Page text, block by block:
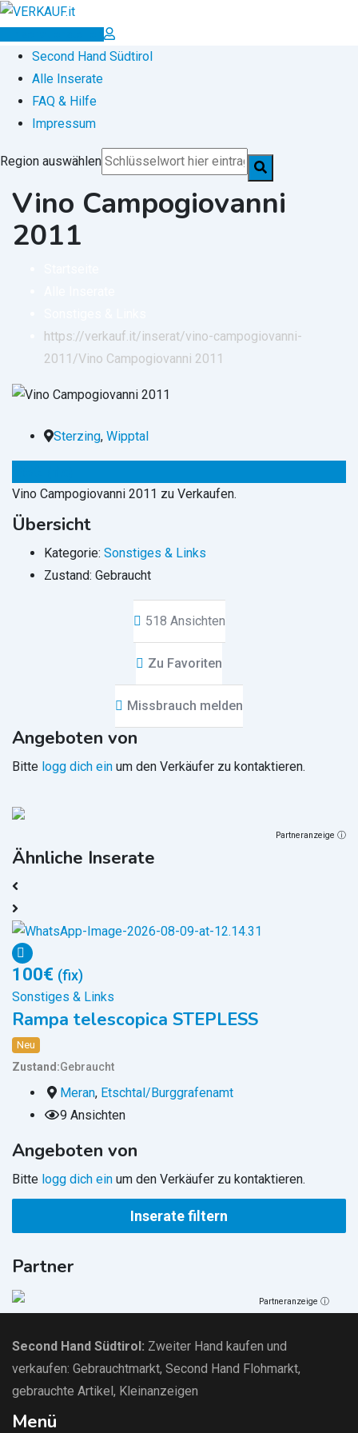
Zum
Inhalt
springen
Inserat erstellen
Second Hand Südtirol
Alle Inserate
FAQ & Hilfe
Impressum
Region auswählen
Vino Campogiovanni
2011
https://verkauf.it/inserat/vino-campogiovanni-
2011/Vino Campogiovanni 2011
Sterzing, Wipptal
Vino Campogiovanni 2011 zu Verkaufen.
Übersicht
Kategorie: Sonstiges & Links
Zustand: Gebraucht
518 Ansichten
Zu Favoriten
Missbrauch melden
Angeboten von
Bitte logg dich ein um den Verkäufer zu kontaktieren.
Partneranzeige ⓘ
Ähnliche Inserate
100€ (fix)
Sonstiges & Links
Rampa telescopica STEPLESS
Neu
Zustand Gebraucht
Meran, Etschtal/Burggrafenamt
9 Ansichten
Angeboten von
Bitte logg dich ein um den Verkäufer zu kontaktieren.
Inserate filtern
Partner
Partneranzeige ⓘ
Second Hand Südtirol : Zweiter Hand kaufen und
verkaufen: Gebrauchtmarkt, Second Hand Flohmarkt,
gebrauchte Artikel , Kleinanzeigen
Menü